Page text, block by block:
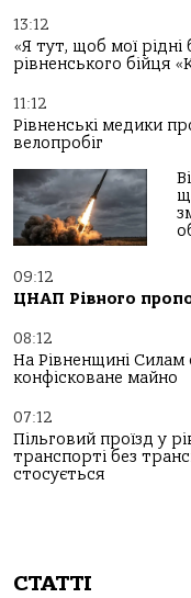
13:12
«Я тут, щоб мої рідні
рівненського бійця
11:12
Рівненські медики
велопробіг
09:12
ЦНАП Рівного
08:12
На Рівненщині
конфісковане майно
07:12
Пільговий проїзд у
транспорті без
стосується
СТАТТІ